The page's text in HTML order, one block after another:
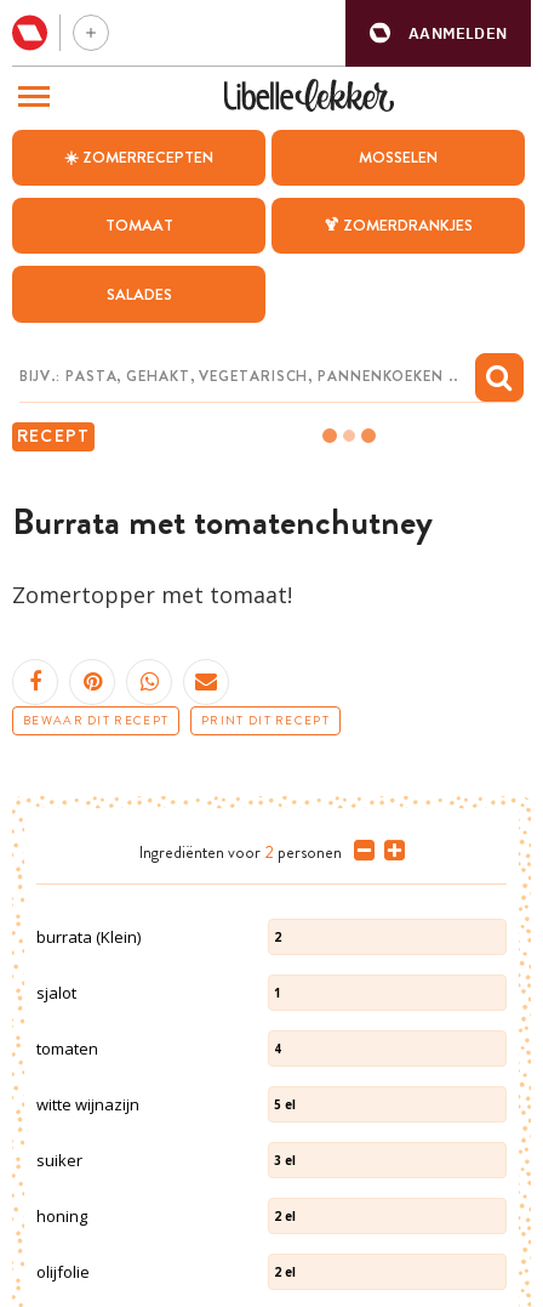
AANMELDEN
☀️ ZOMERRECEPTEN MOSSELEN
TOMAAT 🍹 ZOMERDRANKJES
SALADES
RECEPT
Burrata met tomatenchutney
Zomertopper met tomaat!
BEWAAR DIT RECEPT PRINT DIT RECEPT
Ingrediënten voor 2 personen
burrata (Klein) 2
sjalot 1
tomaten 4
witte wijnazijn 5 el
suiker 3 el
honing 2 el
olijfolie 2 el
BEZOEK ONZE ANDERE WEBSITES
WEEKMENU
CHAT MET MAIA
MIJN BEWAARDE RECEPTEN